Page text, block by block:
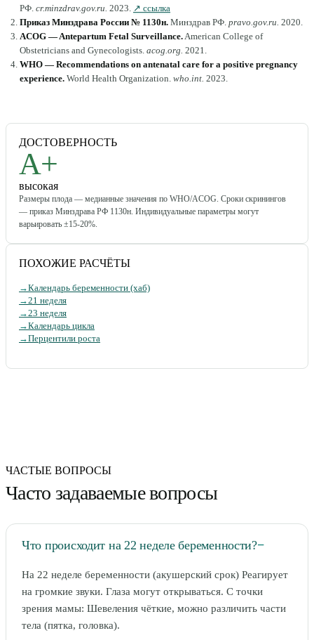
РФ cr.minzdrav.gov.ru 2023 ↗ ссылка
Приказ Минздрава России № 1130н. Минздрав РФ pravo.gov.ru 2020
ACOG — Antepartum Fetal Surveillance. American College of
Obstetricians and Gynecologists acog.org 2021
WHO — Recommendations on antenatal care for a positive pregnancy
experience. World Health Organization who.int 2023
ДОСТОВЕРНОСТЬ
A+
высокая
Размеры плода — медианные значения по WHO/ACOG. Сроки скринингов
— приказ Минздрава РФ 1130н. Индивидуальные параметры могут
варьировать ±15-20%.
ПОХОЖИЕ РАСЧЁТЫ
→Календарь беременности (хаб)
→21 неделя
→23 неделя
→Календарь цикла
→Перцентили роста
ЧАСТЫЕ ВОПРОСЫ
Часто задаваемые вопросы
Что происходит на 22 неделе беременности?−
На 22 неделе беременности (акушерский срок) Реагирует
на громкие звуки. Глаза могут открываться. С точки
зрения мамы: Шевеления чёткие, можно различить части
тела (пятка, головка).